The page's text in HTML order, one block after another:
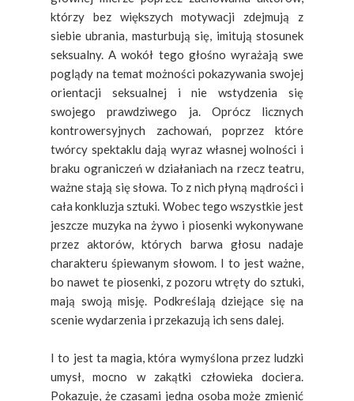
którzy bez większych motywacji zdejmują z
siebie ubrania, masturbują się, imitują stosunek
seksualny. A wokół tego głośno wyrażają swe
poglądy na temat możności pokazywania swojej
orientacji seksualnej i nie wstydzenia się
swojego prawdziwego ja. Oprócz licznych
kontrowersyjnych zachowań, poprzez które
twórcy spektaklu dają wyraz własnej wolności i
braku ograniczeń w działaniach na rzecz teatru,
ważne stają się słowa. To z nich płyną mądrości i
cała konkluzja sztuki. Wobec tego wszystkie jest
jeszcze muzyka na żywo i piosenki wykonywane
przez aktorów, których barwa głosu nadaje
charakteru śpiewanym słowom. I to jest ważne,
bo nawet te piosenki, z pozoru wtręty do sztuki,
mają swoją misję. Podkreślają dziejące się na
scenie wydarzenia i przekazują ich sens dalej.
I to jest ta magia, która wymyślona przez ludzki
umysł, mocno w zakątki człowieka dociera.
Pokazuje, że czasami jedna osoba może zmienić